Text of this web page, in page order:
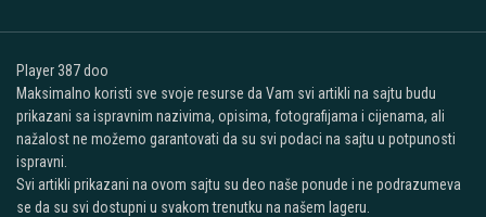
Player 387 doo
Maksimalno koristi sve svoje resurse da Vam svi artikli na sajtu budu
prikazani sa ispravnim nazivima, opisima, fotografijama i cijenama, ali
nažalost ne možemo garantovati da su svi podaci na sajtu u potpunosti
ispravni.
Svi artikli prikazani na ovom sajtu su deo naše ponude i ne podrazumeva
se da su svi dostupni u svakom trenutku na našem lageru.